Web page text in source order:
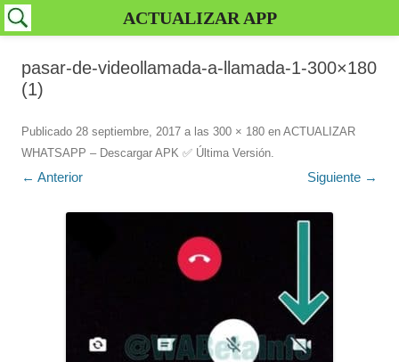
pasar-de-videollamada-a-llamada-1-300×180
(1)
Publicado 28 septiembre, 2017 a las 300 × 180 en ACTUALIZAR
WHATSAPP – Descargar APK ✅️ Última Versión.
← Anterior Siguiente →
ACTUALIZAR APP